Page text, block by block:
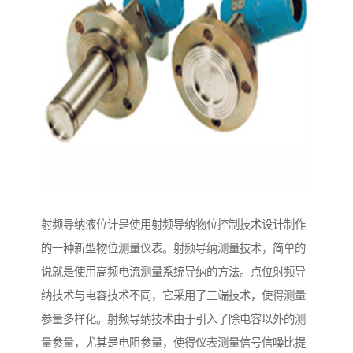
射频导纳液位计是使用射频导纳物位控制技术设计制作
的一种新型物位测量仪表。射频导纳测量技术，简单的
说就是使用高频电流测量系统导纳的方法。点位射频导
纳技术与电容技术不同，它采用了三端技术，使得测量
参量多样化。射频导纳技术由于引入了除电容以外的测
量参量，尤其是电阻参量，使得仪表测量信号信噪比提